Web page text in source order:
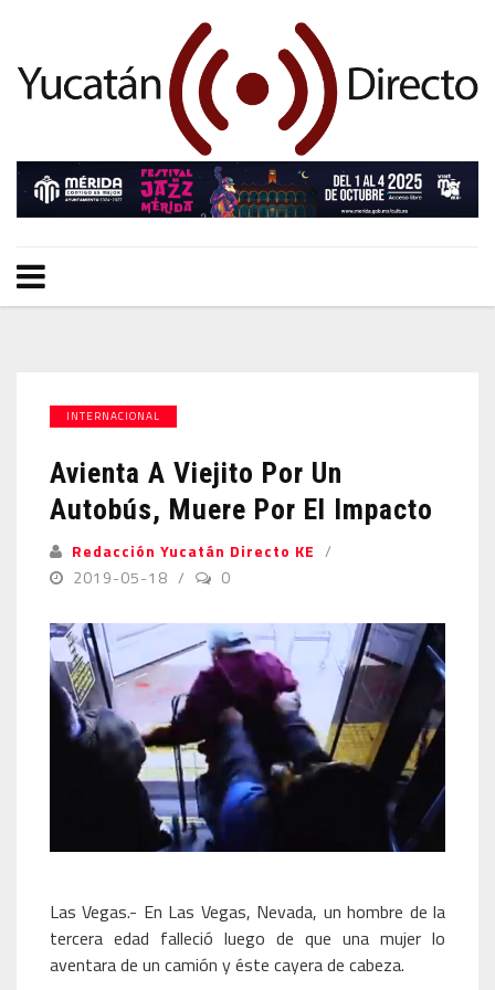
INTERNACIONAL
Avienta A Viejito Por Un
Autobús, Muere Por El Impacto
Redacción Yucatán Directo KE
2019-05-18
0
Las Vegas.- En Las Vegas, Nevada, un hombre de la
tercera edad falleció luego de que una mujer lo
aventara de un camión y éste cayera de cabeza.